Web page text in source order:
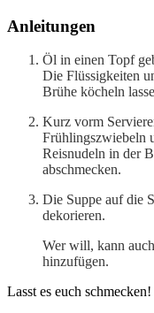
Anleitungen
Öl in einen Topf
Die Flüssigkeiten
Brühe köcheln
Kurz vorm
Frühlingszwiebeln
Reisnudeln in der
abschmecken.
Die Suppe auf die
dekorieren.
Wer will, kann
hinzufügen.
Lasst es euch schmecken!